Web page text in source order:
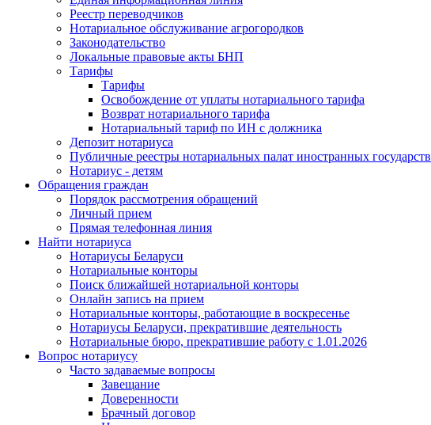
Реестр переводчиков
Нотариальное обслуживание агрогородков
Законодательство
Локальные правовые акты БНП
Тарифы
Тарифы
Освобождение от уплаты нотариального тарифа
Возврат нотариального тарифа
Нотариальный тариф по ИН с должника
Депозит нотариуса
Публичные реестры нотариальных палат иностранных государств
Нотариус - детям
Обращения граждан
Порядок рассмотрения обращений
Личный прием
Прямая телефонная линия
Найти нотариуса
Нотариусы Беларуси
Нотариальные конторы
Поиск ближайшей нотариальной конторы
Онлайн запись на прием
Нотариальные конторы, работающие в воскресенье
Нотариусы Беларуси, прекратившие деятельность
Нотариальные бюро, прекратившие работу с 1.01.2026
Вопрос нотариусу
Часто задаваемые вопросы
Завещание
Доверенности
Брачный договор